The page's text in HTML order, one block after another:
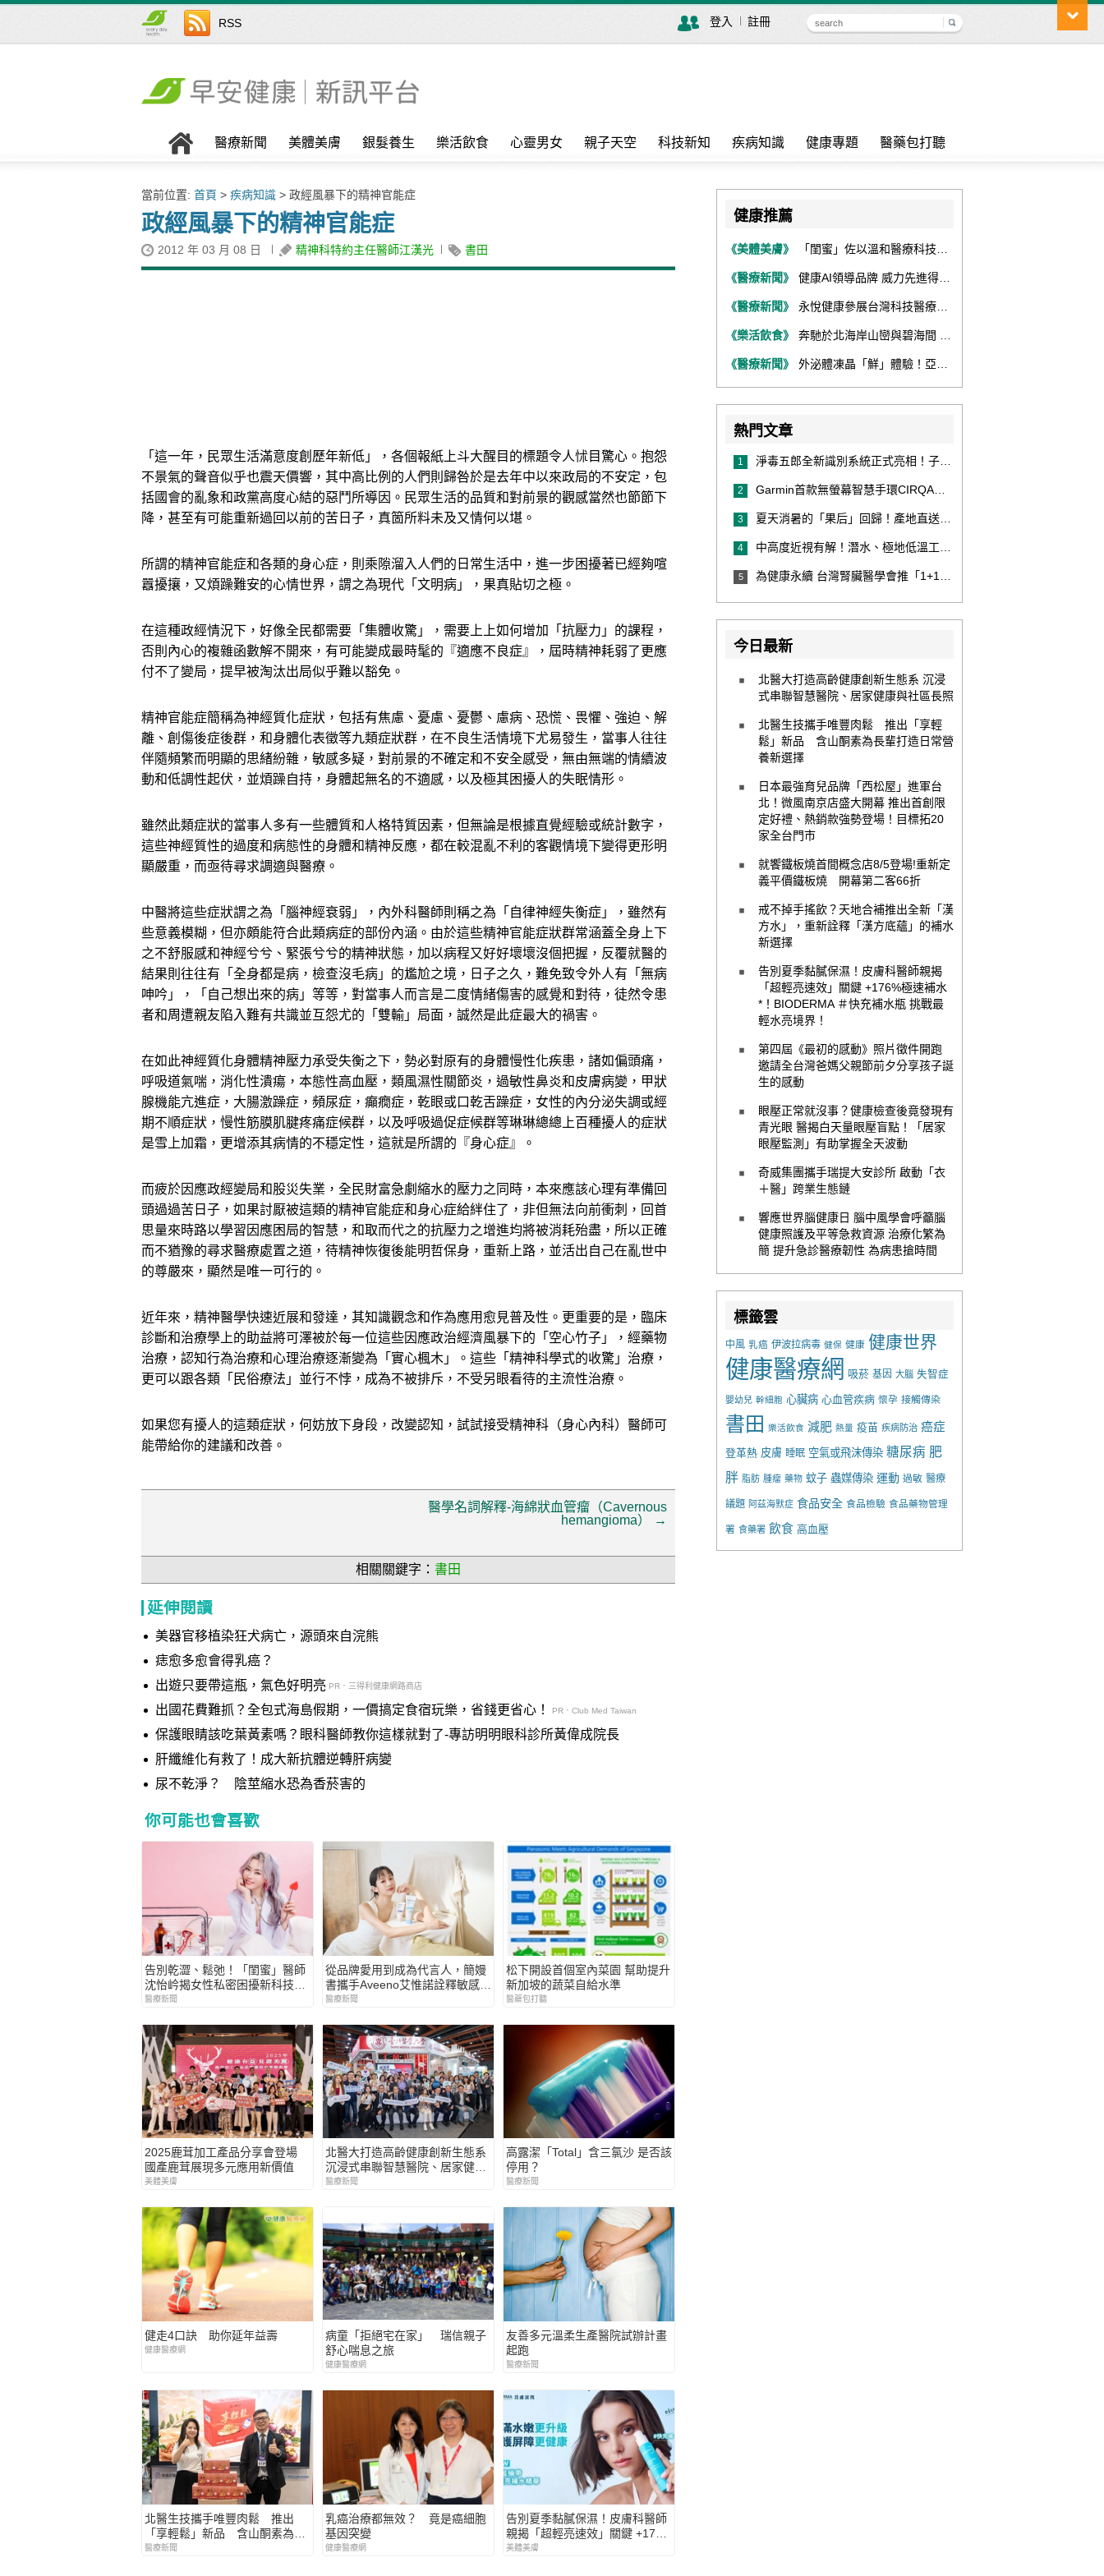
RSS 登入 註冊
醫療新聞 美體美膚 銀髮養生 樂活飲食 心靈男女 親子天空 科技新知 疾病知識 健康專題 醫藥包打聽
當前位置: 首頁 > 疾病知識 > 政經風暴下的精神官能症
政經風暴下的精神官能症
2012 年 03 月 08 日 精神科特約主任醫師江漢光 書田
「這一年，民眾生活滿意度創歷年新低」，各個報紙上斗大醒目的標題令人怵目驚心。抱怨
不景氣的聲音似乎也震天價響，其中高比例的人們則歸咎於是去年中以來政局的不安定，包
括國會的亂象和政黨高度心結的惡鬥所導因。民眾生活的品質和對前景的觀感當然也節節下
降，甚至有可能重新過回以前的苦日子，真箇所料未及又情何以堪。
所謂的精神官能症和各類的身心症，則乘隙溜入人們的日常生活中，進一步困擾著已經夠喧
囂擾攘，又煩躁難安的心情世界，謂之為現代「文明病」，果真貼切之極。
在這種政經情況下，好像全民都需要「集體收驚」，需要上上如何增加「抗壓力」的課程，
否則內心的複雜函數解不開來，有可能變成最時髦的『適應不良症』，屆時精神耗弱了更應
付不了變局，提早被淘汰出局似乎難以豁免。
精神官能症簡稱為神經質化症狀，包括有焦慮、憂慮、憂鬱、慮病、恐慌、畏懼、強迫、解
離、創傷後症後群，和身體化表徵等九類症狀群，在不良生活情境下尤易發生，當事人往往
伴隨頻繁而明顯的思緒紛雜，敏感多疑，對前景的不確定和不安全感受，無由無端的情續波
動和低調性起伏，並煩躁自持，身體起無名的不適感，以及極其困擾人的失眠情形。
雖然此類症狀的當事人多有一些體質和人格特質因素，但無論是根據直覺經驗或統計數字，
這些神經質性的過度和病態性的身體和精神反應，都在較混亂不利的客觀情境下變得更形明
顯嚴重，而亟待尋求調適與醫療。
中醫將這些症狀謂之為「腦神經衰弱」，內外科醫師則稱之為「自律神經失衡症」，雖然有
些意義模糊，但亦頗能符合此類病症的部份內涵。由於這些精神官能症狀群常涵蓋全身上下
之不舒服感和神經兮兮、緊張兮兮的精神狀態，加以病程又好好壞壞沒個把握，反覆就醫的
結果則往往有「全身都是病，檢查沒毛病」的尷尬之境，日子之久，難免致令外人有「無病
呻吟」，「自己想出來的病」等等，對當事人而言是二度情緒傷害的感覺和對待，徒然令患
者和周遭親友陷入難有共識並互怨尤的「雙輸」局面，誠然是此症最大的禍害。
在如此神經質化身體精神壓力承受失衡之下，勢必對原有的身體慢性化疾患，諸如偏頭痛，
呼吸道氣喘，消化性潰瘍，本態性高血壓，類風濕性關節炎，過敏性鼻炎和皮膚病變，甲狀
腺機能亢進症，大腸激躁症，頻尿症，癲癇症，乾眼或口乾舌躁症，女性的內分泌失調或經
期不順症狀，慢性筋膜肌腱疼痛症候群，以及呼吸過促症候群等琳琳總總上百種擾人的症狀
是雪上加霜，更增添其病情的不穩定性，這就是所謂的『身心症』。
而疲於因應政經變局和股災失業，全民財富急劇縮水的壓力之同時，本來應該心理有準備回
頭過過苦日子，如果討厭被這類的精神官能症和身心症給絆住了，非但無法向前衝刺，回首
思量來時路以學習因應困局的智慧，和取而代之的抗壓力之增進均將被消耗殆盡，所以正確
而不猶豫的尋求醫療處置之道，待精神恢復後能明哲保身，重新上路，並活出自己在亂世中
的尊嚴來，顯然是唯一可行的。
近年來，精神醫學快速近展和發達，其知識觀念和作為應用愈見普及性。更重要的是，臨床
診斷和治療學上的助益將可澤被於每一位這些因應政治經濟風暴下的「空心竹子」，經藥物
治療，認知行為治療和心理治療逐漸變為「實心楓木」。這些「精神科學式的收驚」治療，
更可以跟各類「民俗療法」並行不悖，成為不被排斥，不受另眼看待的主流性治療。
如果您有擾人的這類症狀，何妨放下身段，改變認知，試試接受精神科（身心內科）醫師可
能帶給你的建議和改善。
醫學名詞解釋-海綿狀血管瘤（Cavernous
hemangioma）
→
相關關鍵字： 書田
延伸閱讀
美器官移植染狂犬病亡，源頭來自浣熊
痣愈多愈會得乳癌？
出遊只要帶這瓶，氣色好明亮 PR．三得利健康網路商店
出國花費難抓？全包式海島假期，一價搞定食宿玩樂，省錢更省心！ PR．Club Med Taiwan
保護眼睛該吃葉黃素嗎？眼科醫師教你這樣就對了-專訪明明眼科診所黃偉成院長
肝纖維化有救了！成大新抗體逆轉肝病變
尿不乾淨？ 陰莖縮水恐為香菸害的
你可能也會喜歡
告別乾澀、鬆弛！「閨蜜」醫師
沈怡岒揭女性私密困擾新科技解
方
醫療新聞
從品牌愛用到成為代言人，簡嫚
書攜手Aveeno艾惟諾詮釋敏感肌
的溫柔選擇 「1+1敏感肌守護方
醫療新聞
松下開設首個室內菜園 幫助提升
新加坡的蔬菜自給水準
醫藥包打聽
2025鹿茸加工產品分享會登場
國產鹿茸展現多元應用新價值
美體美膚
北醫大打造高齡健康創新生態系
沉浸式串聯智慧醫院、居家健康
與社區長照
醫療新聞
高露潔「Total」含三氯沙 是否該
停用？
醫療新聞
健走4口訣 助你延年益壽
健康醫療網
病童「拒絕宅在家」 瑞信親子
舒心喘息之旅
健康醫療網
友善多元溫柔生產醫院試辦計畫
起跑
醫療新聞
北醫生技攜手唯豐肉鬆 推出
「享輕鬆」新品 含山酮素為長
輩打造日常營養新選擇
醫療新聞
乳癌治療都無效？ 竟是癌細胞
基因突變
健康醫療網
告別夏季黏膩保濕！皮膚科醫師
親揭「超輕亮速效」關鍵 +176%
極速補水*！BIODERMA ＃快充
美體美膚
健康推薦
《美體美膚》 「閨蜜」佐以溫和醫療科技，陪伴女性找回身體舒適與自信
《醫療新聞》 健康AI領導品牌 威力先進得獎不斷 同獲『玉山獎』『金炬獎』最高肯定
《醫療新聞》 永悅健康參展台灣科技醫療展 展現數位健康全場景整合能力
《樂活飲食》 奔馳於北海岸山巒與碧海間 跑出屬於你的生命之光 『2026光境半程馬拉松挑戰賽－升龍道』火熱報名中
《醫療新聞》 外泌體凍晶「鮮」體驗！亞家生技解鎖24個月高活性 專利瓶蓋「秒回溶」超驚艷！醫科展秀「睛」亮神采
熱門文章
1 淨毒五郎全新識別系統正式亮相！子品牌然本再推體香噴霧新產品！
2 Garmin首款無螢幕智慧手環CIRQA登場 專注健康無須訂閱！ 輕量舒適風格百搭 生態系無縫串接 打造全天候零干擾健康與恢復管理新體驗
3 夏天消暑的「果后」回歸！產地直送泰國鮮山竹，打造夏日最頂級的天然補給
4 中高度近視有解！潛水、極地低溫工作者優選 EVO ICL 膠原蛋白眼內鏡
5 為健康永續 台灣腎臟醫學會推「1+1 Hold 好腎」 籲掌握eGFR＋UACR雙指標 及早把關腎健康
今日最新
北醫大打造高齡健康創新生態系 沉浸
式串聯智慧醫院、居家健康與社區長照
北醫生技攜手唯豐肉鬆 推出「享輕
鬆」新品 含山酮素為長輩打造日常營
養新選擇
日本最強育兒品牌「西松屋」進軍台
北！微風南京店盛大開幕 推出首創限
定好禮、熱銷款強勢登場！目標拓20
家全台門市
就饗鐵板燒首間概念店8/5登場!重新定
義平價鐵板燒 開幕第二客66折
戒不掉手搖飲？天地合補推出全新「漢
方水」，重新詮釋「漢方底蘊」的補水
新選擇
告別夏季黏膩保濕！皮膚科醫師親揭
「超輕亮速效」關鍵 +176%極速補水
*！BIODERMA ＃快充補水瓶 挑戰最
輕水亮境界！
第四屆《最初的感動》照片徵件開跑
邀請全台灣爸媽父親節前夕分享孩子誕
生的感動
眼壓正常就沒事？健康檢查後竟發現有
青光眼 醫揭白天量眼壓盲點！「居家
眼壓監測」有助掌握全天波動
奇威集團攜手瑞提大安診所 啟動「衣
＋醫」跨業生態鏈
響應世界腦健康日 腦中風學會呼籲腦
健康照護及平等急救資源 治療化繁為
簡 提升急診醫療韌性 為病患搶時間
標籤雲
中風 乳癌 伊波拉病毒 健保 健康 健康世界
健康醫療網 吸菸 基因 大腦 失智症
嬰幼兒 幹細胞 心臟病 心血管疾病 懷孕 接觸傳染
書田 樂活飲食 減肥 熱量 疫苗 疾病防治 癌症
登革熱 皮膚 睡眠 空氣或飛沫傳染 糖尿病 肥
胖 脂肪 腫瘤 藥物 蚊子 蟲媒傳染 運動 過敏 醫療
議題 阿茲海默症 食品安全 食品檢驗 食品藥物管理
署 食藥署 飲食 高血壓